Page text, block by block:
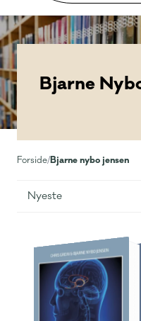
Bjarne
Forside/Bjarne nybo jensen
Nyeste